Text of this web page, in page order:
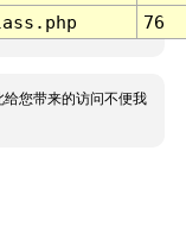
76
您带来的访问不便我